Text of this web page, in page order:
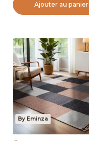
Ajouter au panier
By Eminza